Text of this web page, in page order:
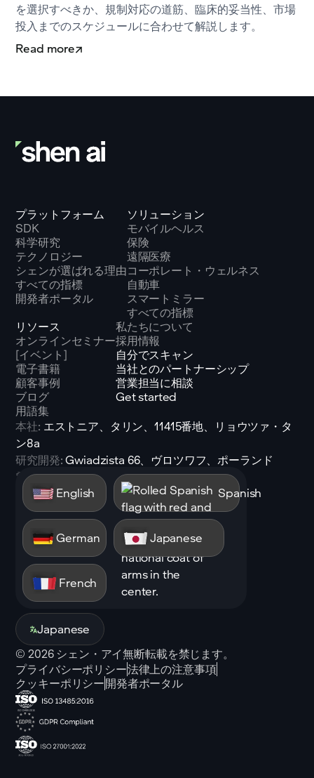
を選択すべきか、規制対応の道筋、臨床的妥当性、市場
投入までのスケジュールに合わせて解説します。
Read more
プラットフォーム
SDK
科学研究
テクノロジー
シェンが選ばれる理由
すべての指標
開発者ポータル
ソリューション
モバイルヘルス
保険
遠隔医療
コーポレート・ウェルネス
自動車
スマートミラー
すべての指標
リソース
オンラインセミナー
[イベント]
電子書籍
顧客事例
ブログ
用語集
私たちについて
採用情報
自分でスキャン
当社とのパートナーシップ
営業担当に相談
Get started
本社: エストニア、タリン、11415番地、リョウツァ・タ
ン8a
研究開発:Gwiadzista 66、ヴロツワフ、ポーランド
電子メール:sales@shen.ai
LinkedIn
フォロー
English Spanish
German Japanese
French
Japanese
©2026シェン・アイ無断転載を禁じます。
プライバシーポリシー法律上の注意事項
クッキーポリシー開発者ポータル